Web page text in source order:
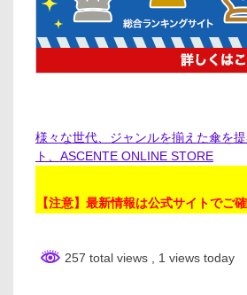
様々な世代、ジャンルを揃えた傘を
ト、ASCENTE ONLINE STORE
【注意】最新情報は公式サイトでご
257 total views , 1 views today